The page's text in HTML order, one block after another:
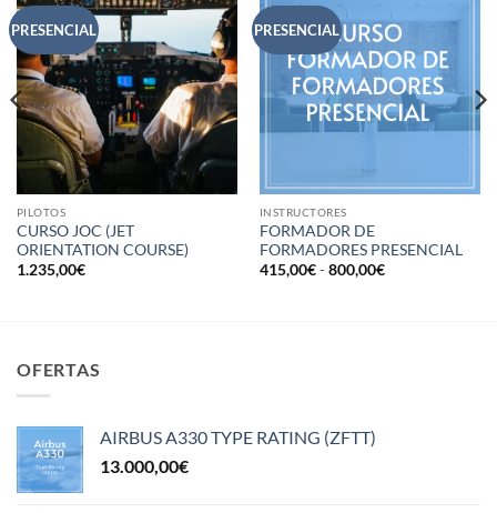
PRESENCIAL
PILOTOS
CURSO JOC (JET
ORIENTATION COURSE)
1.235,00€
PRESENCIAL
INSTRUCTORES
FORMADOR DE
FORMADORES PRESENCIAL
415,00€ - 800,00€Rango
OFERTAS
AIRBUS A330 TYPE RATING (ZFTT)
13.000,00€